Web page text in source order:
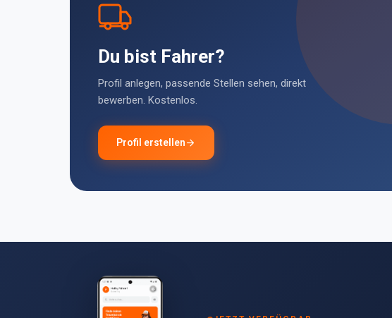
Du bist Fahrer?
Profil anlegen, passende Stellen sehen, direkt
bewerben. Kostenlos.
Profil erstellen